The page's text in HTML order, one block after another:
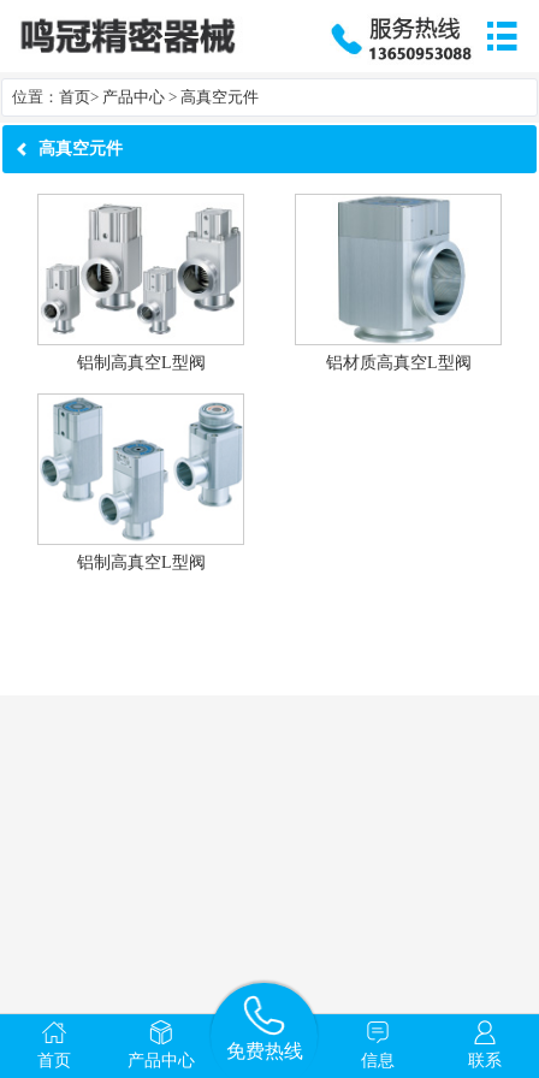

位置： 首页> 产品中心 > 高真空元件
高真空元件
铝制高真空L型阀 铝材质高真空L型阀
铝制高真空L型阀
首页 产品中心 信息 联系
免费热线 0.100625s